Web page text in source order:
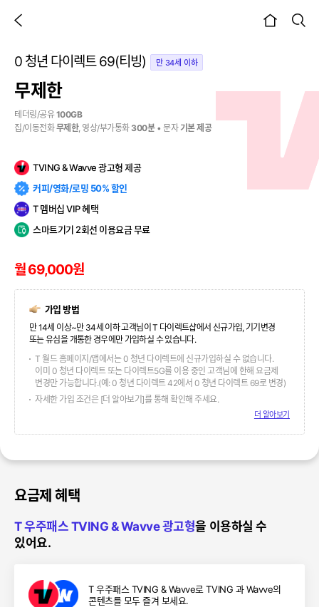
본문시작
0 청년 다이렉트 69(티빙) 만 34세 이하
무제한
테더링/공유100GB
집/이동전화무제한, 영상/부가통화 300분• 문자 기본 제공
TVING & Wavve 광고형 제공
커피/영화/로밍 50% 할인
T 멤버십 VIP 혜택
스마트기기 2회선 이용요금 무료
월 69,000원
가입 방법
만 14세 이상~만 34세 이하 고객님이 T 다이렉트샵에서 신규가입, 기기변경
또는 유심을 개통한 경우에만 가입하실 수 있습니다.
T 월드 홈페이지/앱에서는 0 청년 다이렉트에 신규가입하실 수 없습니다.
이미 0 청년 다이렉트 또는 다이렉트5G를 이용 중인 고객님에 한해 요금제
변경만 가능합니다.(예: 0 청년 다이렉트 42에서 0 청년 다이렉트 69로 변경)
자세한 가입 조건은 [더 알아보기]를 통해 확인해 주세요.
더 알아보기
요금제 혜택
T 우주패스 TVING & Wavve 광고형을 이용하실 수
있어요.
T 우주패스 TVING & Wavve로 TVING 과 Wavve의
콘텐츠를 모두 즐겨 보세요.